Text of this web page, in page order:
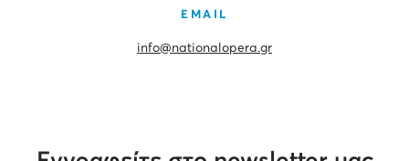
EMAIL
info@nationalopera.gr